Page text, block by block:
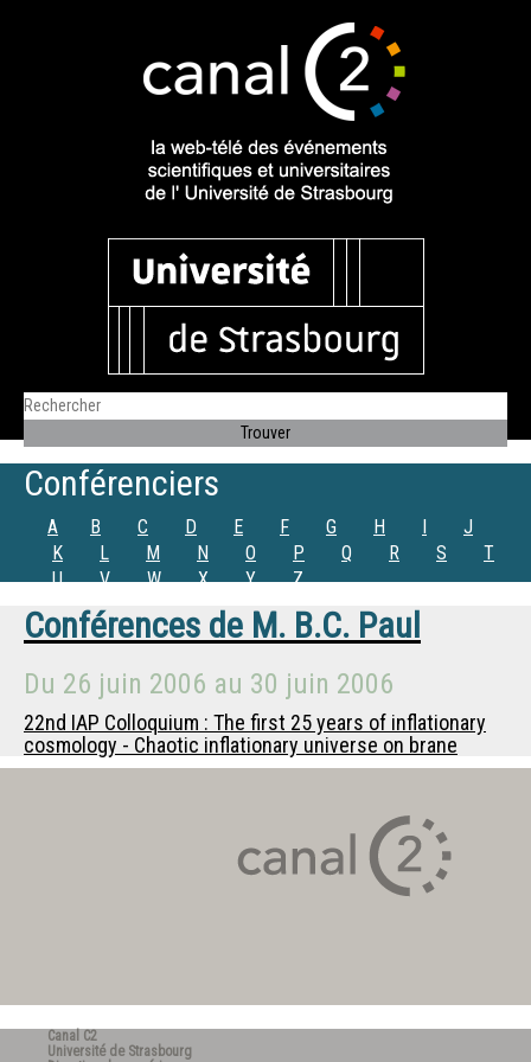
Conférenciers
A B C D E F G H I
J
K
L M N O P Q R S
T
U
V W X Y Z
Conférences de M. B.C. Paul
Du 26 juin 2006 au 30 juin 2006
22nd IAP Colloquium : The first 25 years of inflationary
cosmology - Chaotic inflationary universe on brane
Canal C2
Université de Strasbourg